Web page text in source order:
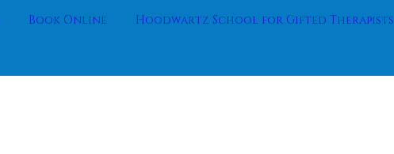
Book Online Hoodwartz School for Gifted Therapists